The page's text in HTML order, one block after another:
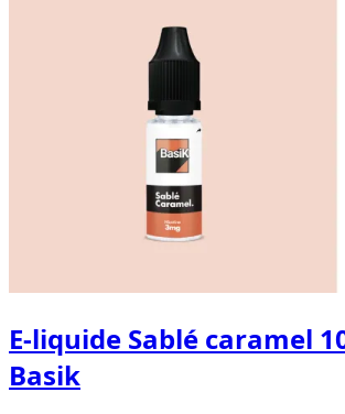
E-liquide Sablé caramel
Basik